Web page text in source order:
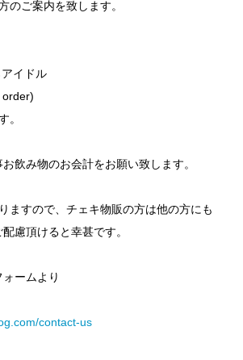
のご案内を致します。
イドル
order)
。
飲み物のお会計をお願い致します。
ますので、チェキ物販の方は他の方にも
慮頂けると幸甚です。
ームより
contact-us